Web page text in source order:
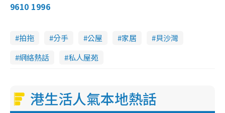
9610 1996
拍拖 分手 公屋 家居
貝沙灣
網絡熱話
私人屋苑
港生活人氣本地熱話